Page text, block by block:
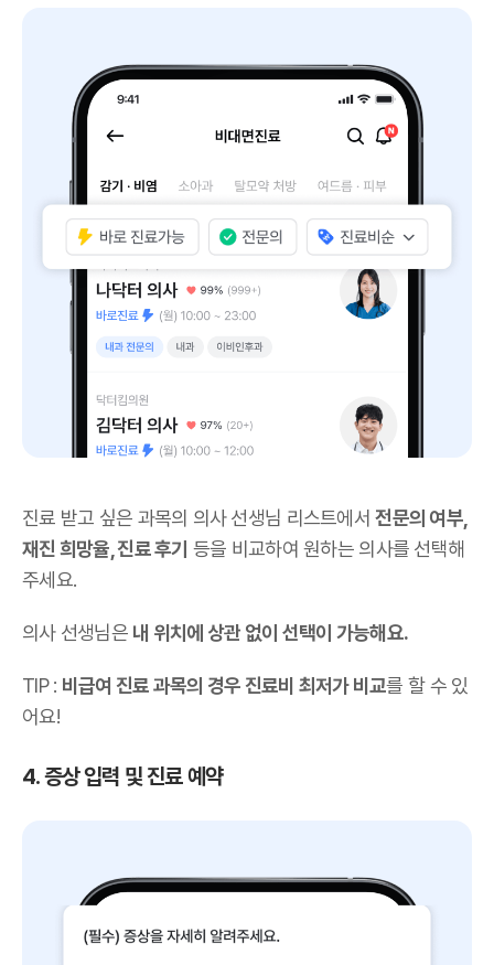
진료 받고 싶은 과목의 의사 선생님 리스트에서전문의 여부,
재진 희망율, 진료 후기 등을 비교하여 원하는 의사를 선택해
주세요.
의사 선생님은 내 위치에 상관 없이 선택이 가능해요.
TIP : 비급여 진료 과목의 경우 진료비 최저가 비교를 할 수 있
어요!
4. 증상 입력 및 진료 예약